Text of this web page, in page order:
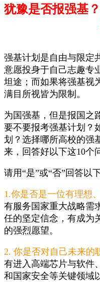
犹豫是否报强基
强基计划是自由与限定
意愿投身于自己志趣专
坦途；而如果将强基视
满目所视皆为限制。
为国强基，但是报国之
要不要报考强基计划？
划？选择哪所高校的强
来，回答好以下这10个
请用“是”或“否”回答以
1.你是否是一位有理想
有服务国家重大战略需
任的坚定信念，有成为
的强烈愿望。
2. 你是否对自己未来的
有进入高端芯片与软件
和国家安全等关键领域